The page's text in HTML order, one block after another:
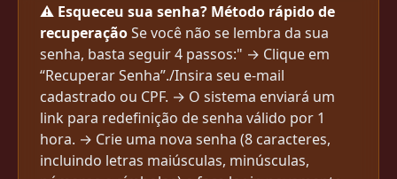
⚠️ Esqueceu sua senha? Método rápido de
recuperaçãoSe você não se lembra da sua
senha, basta seguir 4 passos:" → Clique em
“Recuperar Senha”./Insira seu e-mail
cadastrado ou CPF. → O sistema enviará um
link para redefinição de senha válido por 1
hora. → Crie uma nova senha (8 caracteres,
incluindo letras maiúsculas, minúsculas,